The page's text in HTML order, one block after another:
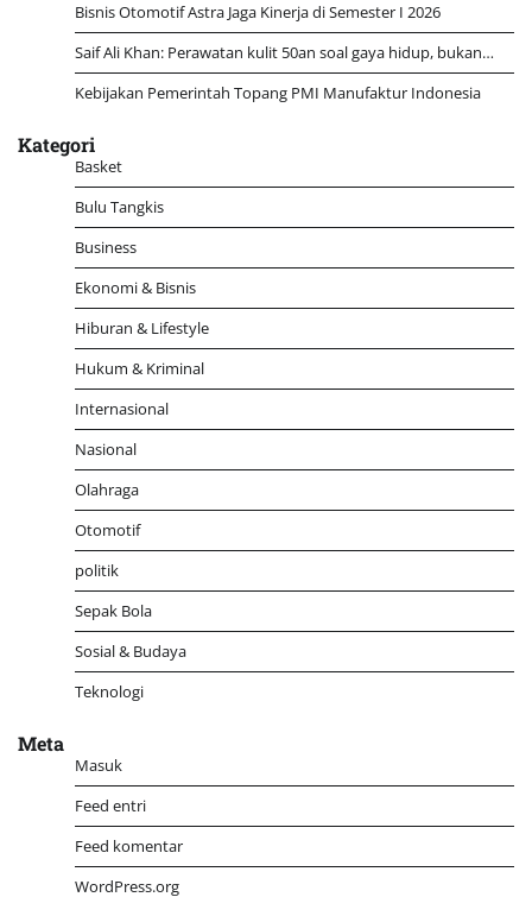
Bisnis Otomotif Astra Jaga Kinerja di Semester I 2026
Saif Ali Khan: Perawatan kulit 50an soal gaya hidup, bukan…
Kebijakan Pemerintah Topang PMI Manufaktur Indonesia
Kategori
Basket
Bulu Tangkis
Business
Ekonomi & Bisnis
Hiburan & Lifestyle
Hukum & Kriminal
Internasional
Nasional
Olahraga
Otomotif
politik
Sepak Bola
Sosial & Budaya
Teknologi
Meta
Masuk
Feed entri
Feed komentar
WordPress.org